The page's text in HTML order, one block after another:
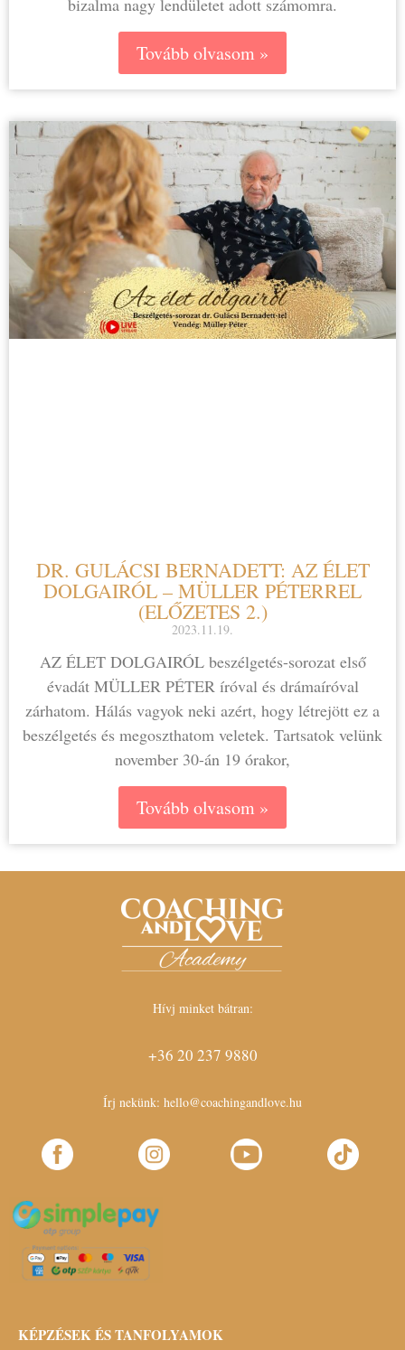
bizalma nagy lendületet adott számomra.
Tovább olvasom »
DR. GULÁCSI BERNADETT: AZ ÉLET
DOLGAIRÓL – MÜLLER PÉTERREL
(ELŐZETES 2.)
2023.11.19.
AZ ÉLET DOLGAIRÓL beszélgetés-sorozat első
évadát MÜLLER PÉTER íróval és drámaíróval
zárhatom. Hálás vagyok neki azért, hogy létrejött ez a
beszélgetés és megoszthatom veletek. Tartsatok velünk
november 30-án 19 órakor,
Tovább olvasom »
Hívj minket bátran:
+36 20 237 9880
Írj nekünk: hello@coachingandlove.hu
KÉPZÉSEK ÉS TANFOLYAMOK